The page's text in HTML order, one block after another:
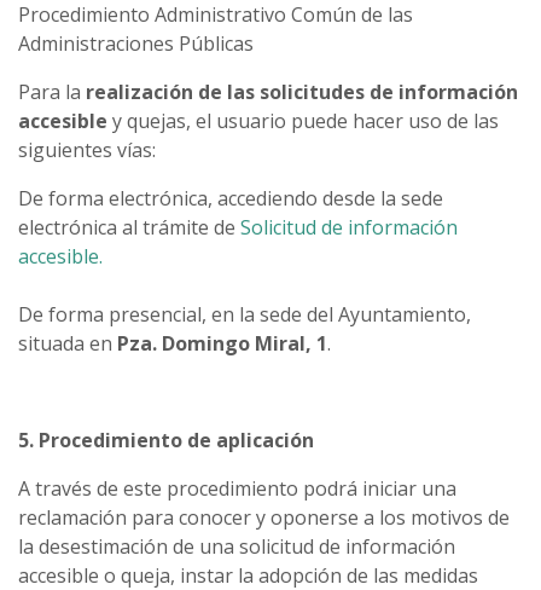
Procedimiento Administrativo Común de las
Administraciones Públicas
Para la realización de las solicitudes de información
accesible y quejas, el usuario puede hacer uso de las
siguientes vías:
De forma electrónica, accediendo desde la sede
electrónica al trámite de Solicitud de información
accesible.
De forma presencial, en la sede del Ayuntamiento,
situada en Pza. Domingo Miral, 1.
5. Procedimiento de aplicación
A través de este procedimiento podrá iniciar una
reclamación para conocer y oponerse a los motivos de
la desestimación de una solicitud de información
accesible o queja, instar la adopción de las medidas